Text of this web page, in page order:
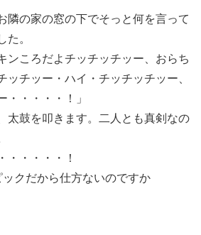
隣の家の窓の下でそっと何を言って
た。
ンころだよチッチッチッー、おらち
ッチッー・ハイ・チッチッチッー、
・・・・・！」
太鼓を叩きます。二人とも真剣なの
・・・・・！
クだから仕方ないのですか